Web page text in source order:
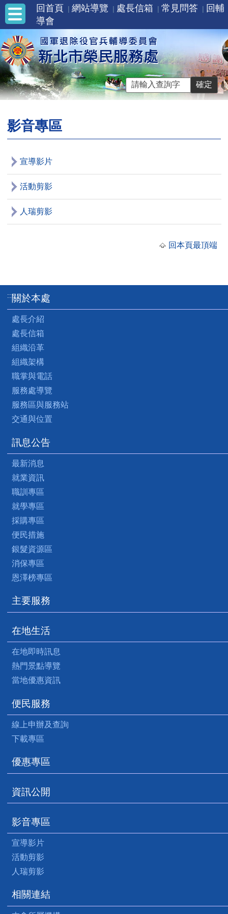
回首頁 網站導覽 處長信箱 常見問答
回輔
導會
影音專區
宣導影片
活動剪影
人瑞剪影
回本頁最頂端
:::關於本處
處長介紹
處長信箱
組織沿革
組織架構
職掌與電話
服務處導覽
服務區與服務站
交通與位置
訊息公告
最新消息
就業資訊
職訓專區
就學專區
採購專區
便民措施
銀髮資源區
消保專區
恩澤榜專區
主要服務
在地生活
在地即時訊息
熱門景點導覽
當地優惠資訊
便民服務
線上申辦及查詢
下載專區
優惠專區
資訊公開
影音專區
宣導影片
活動剪影
人瑞剪影
相關連結